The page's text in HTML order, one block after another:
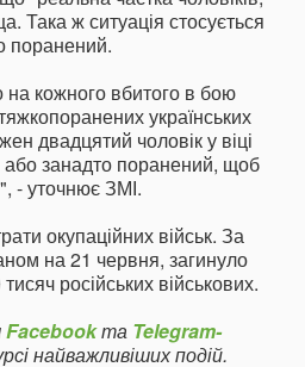
Така ж ситуація стосується
поранений.
кожного вбитого в бою
українських
двадцятий чоловік у віці
або занадто поранений, щоб
- уточнює ЗМІ.
окупаційних військ. За
на 21 червня, загинуло
російських військових.
Facebookта Telegram-
найважливіших подій.